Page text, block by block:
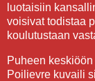
luotaisiin
voisivat todistaa
koulutustaan
Puheen
Poilievre kuvaili